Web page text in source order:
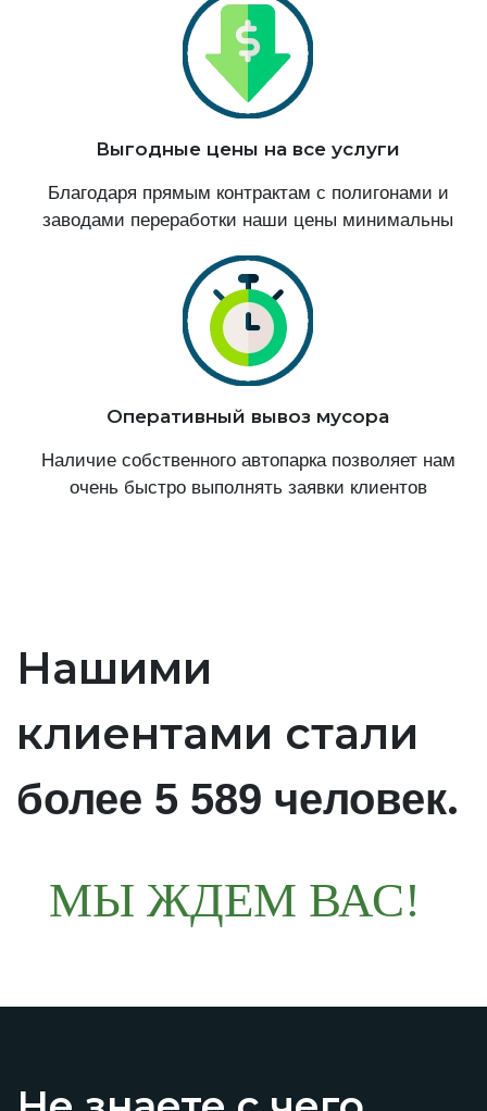
Выгодные цены на все услуги
Благодаря прямым контрактам с полигонами и
заводами переработки наши цены минимальны
Оперативный вывоз мусора
Наличие собственного автопарка позволяет нам
очень быстро выполнять заявки клиентов
Нашими
клиентами стали
более 5 589 человек.
МЫ ЖДЕМ ВАС!